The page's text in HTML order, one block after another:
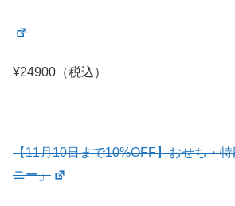
¥24900（税込）
【11月10日まで10%OFF】おせち・
ニー」